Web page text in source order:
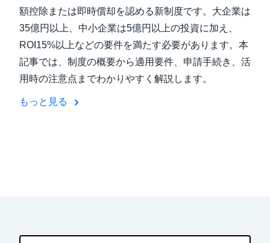
額控除または即時償却を認める新制度です。大企業は
35億円以上、中小企業は5億円以上の投資に加え、
ROI15%以上などの要件を満たす必要があります。本
記事では、制度の概要から適用要件、申請手続き、活
用時の注意点までわかりやすく解説します。
もっと見る